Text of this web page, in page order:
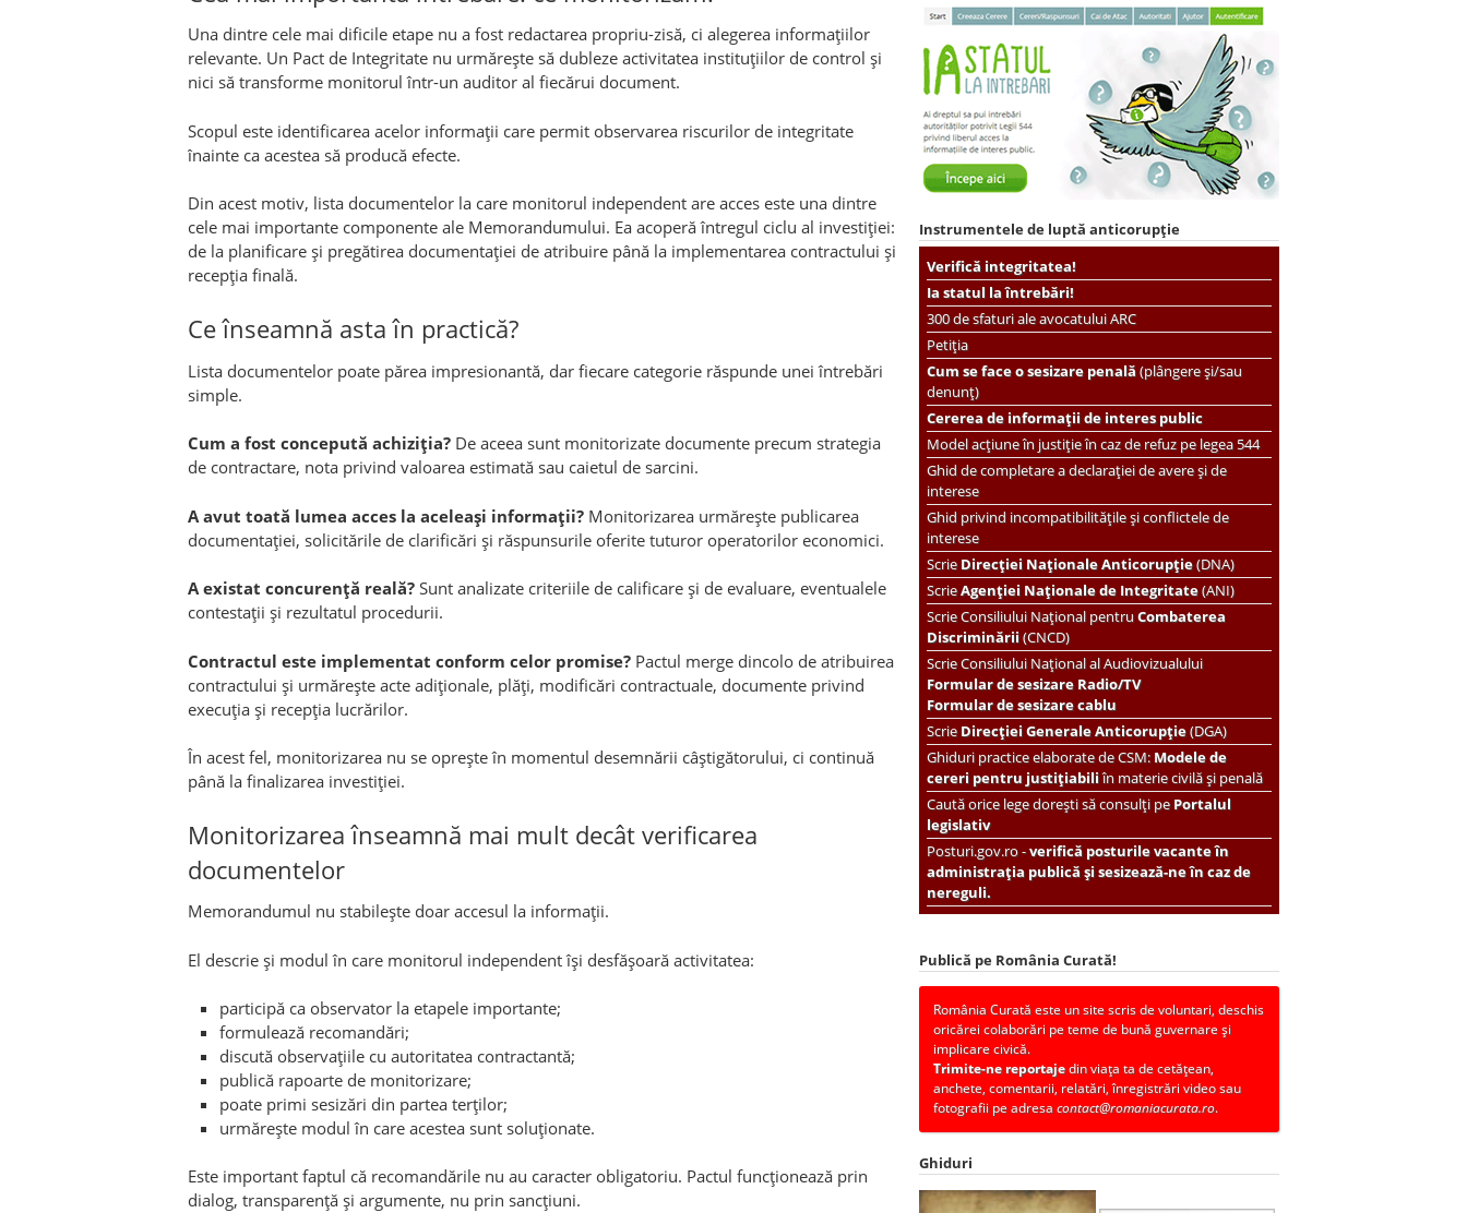
Una dintre cele mai dificile etape nu a fost redactarea propriu-zisă, ci alegerea informațiilor
relevante. Un Pact de Integritate nu urmărește să dubleze activitatea instituțiilor de control și
nici să transforme monitorul într-un auditor al fiecărui document.
Scopul este identificarea acelor informații care permit observarea riscurilor de integritate
înainte ca acestea să producă efecte.
Din acest motiv, lista documentelor la care monitorul independent are acces este una dintre
cele mai importante componente ale Memorandumului. Ea acoperă întregul ciclu al investiției:
de la planificare și pregătirea documentației de atribuire până la implementarea contractului și
recepția finală.
Ce înseamnă asta în practică?
Lista documentelor poate părea impresionantă, dar fiecare categorie răspunde unei întrebări
simple.
Cum a fost concepută achiziția? De aceea sunt monitorizate documente precum strategia
de contractare, nota privind valoarea estimată sau caietul de sarcini.
A avut toată lumea acces la aceleași informații? Monitorizarea urmărește publicarea
documentației, solicitările de clarificări și răspunsurile oferite tuturor operatorilor economici.
A existat concurență reală? Sunt analizate criteriile de calificare și de evaluare, eventualele
contestații și rezultatul procedurii.
Contractul este implementat conform celor promise? Pactul merge dincolo de atribuirea
contractului și urmărește acte adiționale, plăți, modificări contractuale, documente privind
execuția și recepția lucrărilor.
În acest fel, monitorizarea nu se oprește în momentul desemnării câștigătorului, ci continuă
până la finalizarea investiției.
Monitorizarea înseamnă mai mult decât verificarea
documentelor
Memorandumul nu stabilește doar accesul la informații.
El descrie și modul în care monitorul independent își desfășoară activitatea:
participă ca observator la etapele importante;
formulează recomandări;
discută observațiile cu autoritatea contractantă;
publică rapoarte de monitorizare;
poate primi sesizări din partea terților;
urmărește modul în care acestea sunt soluționate.
Este important faptul că recomandările nu au caracter obligatoriu. Pactul funcționează prin
dialog, transparență și argumente, nu prin sancțiuni.
Instrumentele de luptă anticorupție
Verifică integritatea!
Ia statul la întrebări!
300 de sfaturi ale avocatului ARC
Petiția
Cum se face o sesizare penală(plângere și/sau
denunț)
Cererea de informații de interes public
Model acțiune în justiție în caz de refuz pe legea 544
Ghid de completare a declarației de avere și de
interese
Ghid privind incompatibilitățile și conflictele de
interese
ScrieDirecției Naționale Anticorupție(DNA)
ScrieAgenției Naționale de Integritate(ANI)
ScrieConsiliului Național pentruCombaterea
Discriminării(CNCD)
Scrie Consiliului Național al Audiovizualului
Formular de sesizare Radio/TV
Formular de sesizare cablu
ScrieDirecției Generale Anticorupție(DGA)
Ghiduri practice elaborate de CSM: Modele de
cereri pentru justițiabiliîn materie civilă și penală
Caută orice lege dorești să consulți pePortalul
legislativ
Posturi.gov.ro -verifică posturile vacante în
administrația publică și sesizează-ne în caz de
nereguli.
Publică pe România Curată!
România Curată este un site scris de voluntari, deschis
oricărei colaborări pe teme de bună guvernare și
implicare civică.
Trimite-ne reportajedin viața ta de cetățean,
anchete, comentarii, relatări, înregistrări video sau
fotografii pe adresacontact@romaniacurata.ro.
Ghiduri